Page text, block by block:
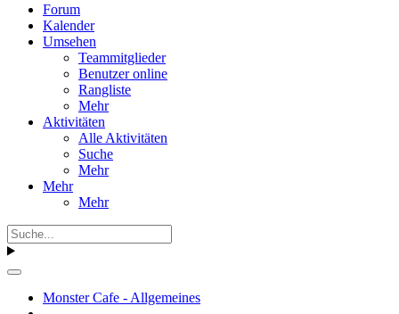
Forum
Kalender
Umsehen
Teammitglieder
Benutzer online
Rangliste
Mehr
Aktivitäten
Alle Aktivitäten
Suche
Mehr
Mehr
Mehr
Monster Cafe - Allgemeines